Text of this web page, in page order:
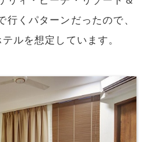
行くパターンだったので、
ルを想定しています。